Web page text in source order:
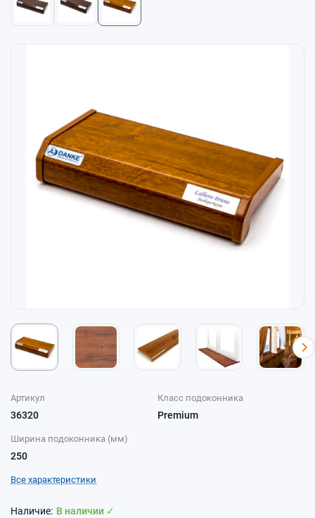
Артикул
36320
Класс подоконника
Premium
Ширина подоконника (мм)
250
Все характеристики
В наличии ✓